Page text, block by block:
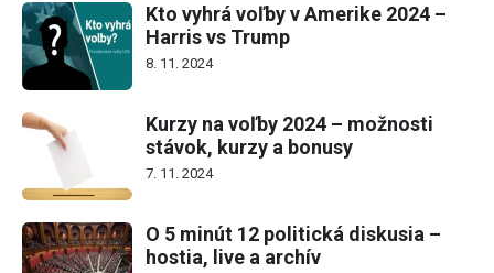
Kto vyhrá voľby v Amerike 2024 –
Harris vs Trump
8. 11. 2024
Kurzy na voľby 2024 – možnosti
stávok, kurzy a bonusy
7. 11. 2024
O 5 minút 12 politická diskusia –
hostia, live a archív